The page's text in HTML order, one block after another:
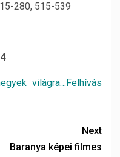
280, 515-539
világra…Felhívás
Next
Baranya képei filmes